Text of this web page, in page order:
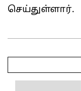
செய்துள்ளார்.
05-